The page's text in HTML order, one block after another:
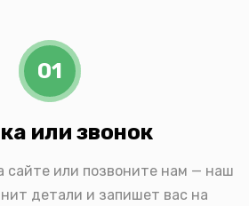
01
или звонок
сайте или позвоните нам — наш
детали и запишет вас на